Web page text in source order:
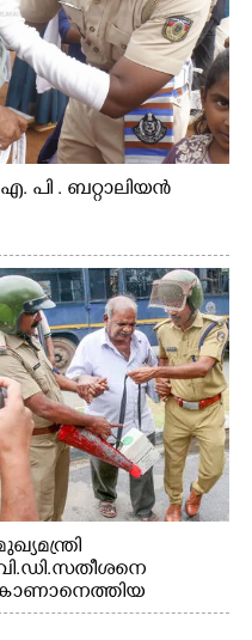
പി . ബറ്റാലിയൻ
നായർ